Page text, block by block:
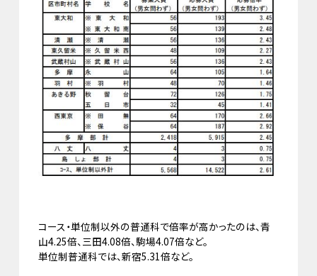
コース・単位制以外の普通科で倍率が高かったのは、青
山4.25倍、三田4.08倍、駒場4.07倍など。
単位制普通科では、新宿5.31倍など。